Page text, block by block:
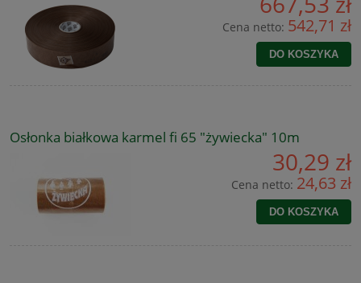
Cena netto: 542,71 zł
DO KOSZYKA
Osłonka białkowa karmel fi 65 "żywiecka" 10m
30,29 zł
Cena netto: 24,63 zł
DO KOSZYKA